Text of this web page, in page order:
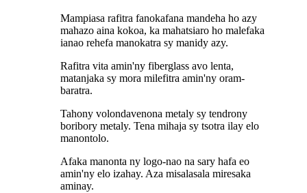
Mampiasa rafitra fanokafana mandeha ho azy
mahazo aina kokoa, ka mahatsiaro ho malefaka
ianao rehefa manokatra sy manidy azy.
Rafitra vita amin'ny fiberglass avo lenta,
matanjaka sy mora milefitra amin'ny oram-
baratra.
Tahony volondavenona metaly sy tendrony
boribory metaly. Tena mihaja sy tsotra ilay elo
manontolo.
Afaka manonta ny logo-nao na sary hafa eo
amin'ny elo izahay. Aza misalasala miresaka
aminay.